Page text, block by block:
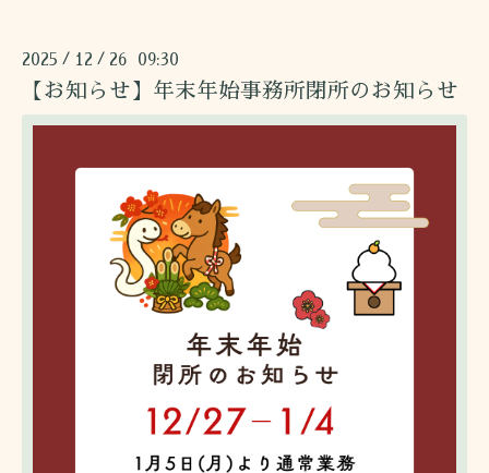
2025 / 12 / 26 09:30
【お知らせ】年末年始事務所閉所のお知らせ